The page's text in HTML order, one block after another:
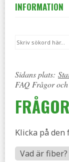
INFORMATION
Sidans plats:
FAQ Frågor
Klicka på den
Vad är fiber?